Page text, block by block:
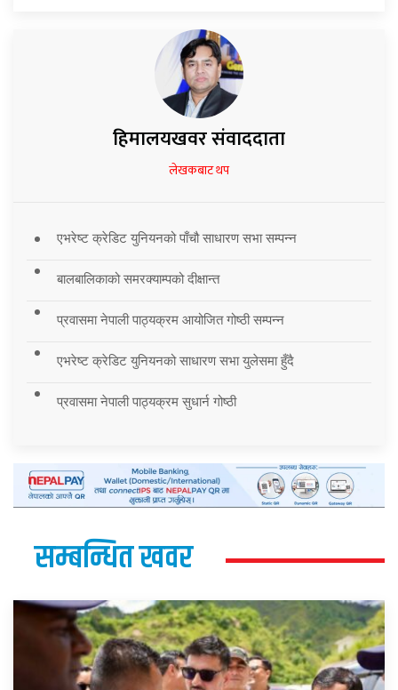
हिमालयखवर संवाददाता
लेखकबाट थप
एभरेष्ट क्रेडिट युनियनको पाँचौ साधारण सभा सम्पन्न
बालबालिकाको समरक्याम्पको दीक्षान्त
प्रवासमा नेपाली पाठ्यक्रम आयोजित गोष्ठी सम्पन्न
एभरेष्ट क्रेडिट युनियनको साधारण सभा युलेसमा हुँदै
प्रवासमा नेपाली पाठ्यक्रम सुधार्न गोष्ठी
सम्बन्धित खवर